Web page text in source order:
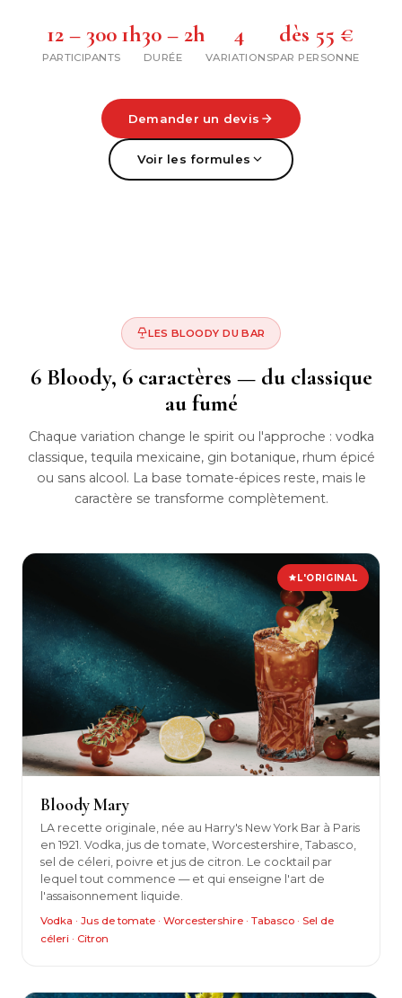
12 – 300
PARTICIPANTS
1h30 – 2h
DURÉE
4
VARIATIONS
dès 55 €
PAR PERSONNE
Demander un devis
Voir les formules
LES BLOODY DU BAR
6 Bloody, 6 caractères — du classique
au fumé
Chaque variation change le spirit ou l'approche : vodka
classique, tequila mexicaine, gin botanique, rhum épicé
ou sans alcool. La base tomate-épices reste, mais le
caractère se transforme complètement.
L'ORIGINAL
Bloody Mary
LA recette originale, née au Harry's New York Bar à Paris
en 1921. Vodka, jus de tomate, Worcestershire, Tabasco,
sel de céleri, poivre et jus de citron. Le cocktail par
lequel tout commence — et qui enseigne l'art de
l'assaisonnement liquide.
Vodka · Jus de tomate · Worcestershire · Tabasco · Sel de
céleri · Citron